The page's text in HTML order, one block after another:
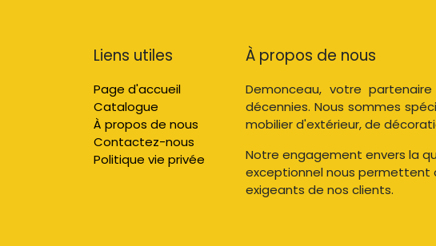
Liens utiles
Page d'accueil
Catalogue
À propos de nous
Contactez-nous
Politique vie privée
À propos de nous
Demonceau, votre
décennies. Nous sommes
mobilier d'extérieur, de
Notre engagement envers la
exceptionnel nous permettent
exigeants de nos clients.